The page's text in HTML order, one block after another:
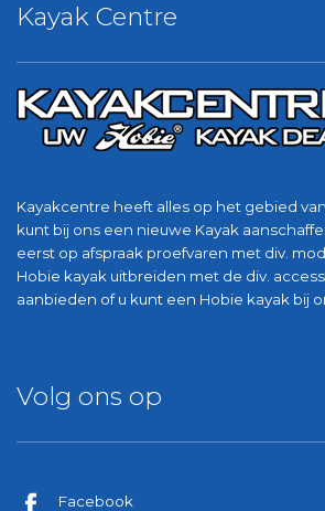
Kayak Centre
Kayakcentre heeft alles op het gebied
kunt bij ons een nieuwe Kayak
eerst op afspraak proefvaren met div.
Hobie kayak uitbreiden met de div.
aanbieden of u kunt een Hobie kayak bij
Volg ons op
Facebook